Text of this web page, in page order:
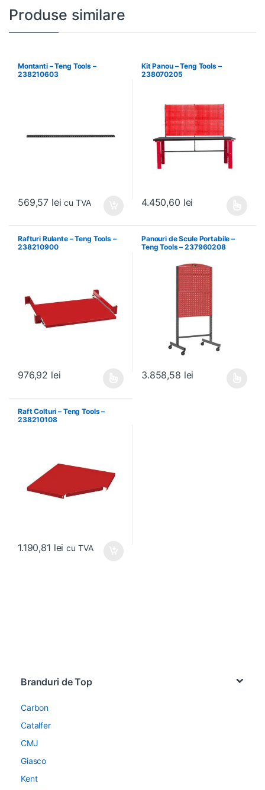
Produse similare
Montanti – Teng Tools –
238210603
569,57 lei cu TVA
Kit Panou – Teng Tools –
238070205
4.450,60 lei
Rafturi Rulante – Teng Tools –
238210900
976,92 lei
Panouri de Scule Portabile –
Teng Tools – 237960208
3.858,58 lei
Raft Colturi – Teng Tools –
238210108
1.190,81 lei cu TVA
Branduri de Top
Carbon
Catalfer
CMJ
Giasco
Kent